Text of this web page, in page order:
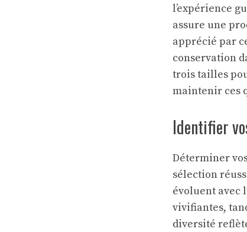
l’expérience
assure une
apprécié par
conservation
trois tailles
maintenir ces
Identifier
Déterminer
sélection
évoluent avec
vivifiantes,
diversité